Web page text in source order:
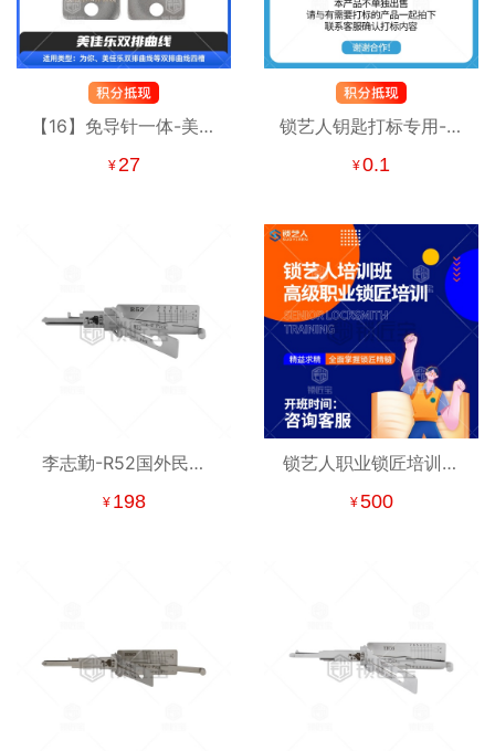
【16】免导针一体-美佳
具-锡纸晃匙工具 为你
¥ 27
锁艺人钥匙打标专用-单
定制
¥0.1
李志勤-R52国外民用
具-平铣 李氏二合一
¥ 198
锁艺人职业锁匠培训班
汽车锁等中高阶锁匠课
¥500